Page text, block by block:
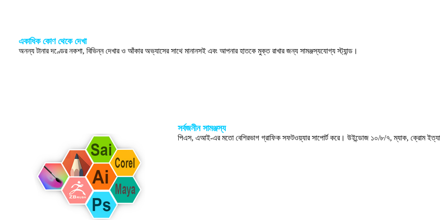
একাধিক কোণ থেকে দেখা
অনন্য টানার দণ্ডের নকশা, বিভিন্ন দেখার ও আঁকার অভ্যাসের সাথে মানানসই এবং আপনার হাতকে মুক্ত রাখার জন্য সামঞ্জস্যযোগ্য স্ট্যান্ড।
সর্বজনীন সামঞ্জস্য
পিএস, এআই-এর মতো বেশিরভাগ গ্রাফিক সফটওয়্যার সাপোর্ট করে। উইন্ডোজ ১০/৮/৭, ম্যাক, ক্রোম